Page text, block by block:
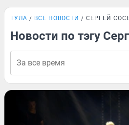
ТУЛА ВСЕ НОВОСТИ СЕРГЕЙ
Новости по тэгу